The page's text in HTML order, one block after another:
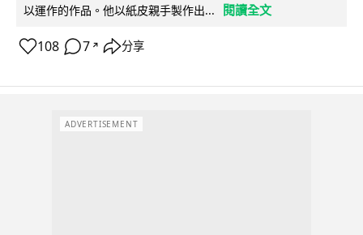
以運作的作品。他以紙皮親手製作出...
閱讀全文
108 7 ↗ 分享
ADVERTISEMENT